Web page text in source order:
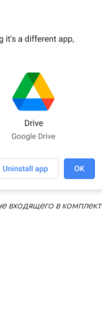
входящего в комплект